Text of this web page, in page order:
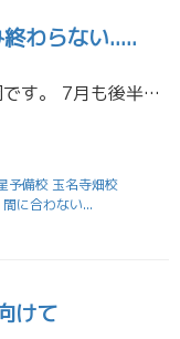
わらない.....
こんにちは！担任助手の吉岡です。 7月も後半ということで暑さがとんでもないことになっていますね。 自分の場合少し歩いたり、自転車をこいだだけでも汗だくになるので非常に困っています 昔はこの暑い中部活をしてたなんて信じられ […]
予備校 玉名寺畑校
間に合わない...
けて